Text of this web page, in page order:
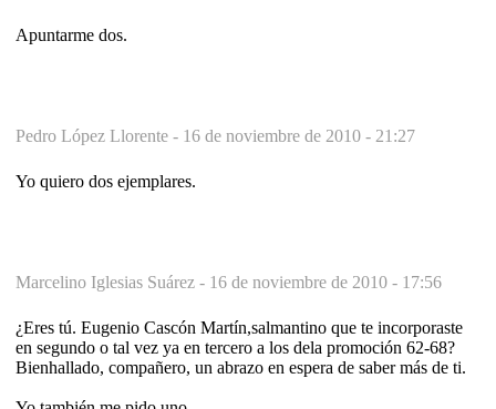
Apuntarme dos.
Pedro López Llorente - 16 de noviembre de 2010 - 21:27
Yo quiero dos ejemplares.
Marcelino Iglesias Suárez - 16 de noviembre de 2010 - 17:56
¿Eres tú. Eugenio Cascón Martín,salmantino que te incorporaste
en segundo o tal vez ya en tercero a los dela promoción 62-68?
Bienhallado, compañero, un abrazo en espera de saber más de ti.